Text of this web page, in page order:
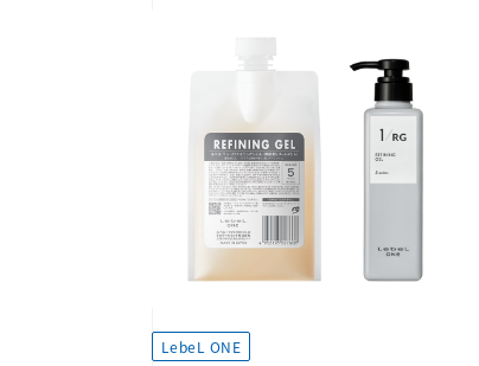
LebeL ONE